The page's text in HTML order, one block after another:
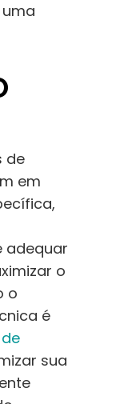
de
em
adequar
o
o
é
sua